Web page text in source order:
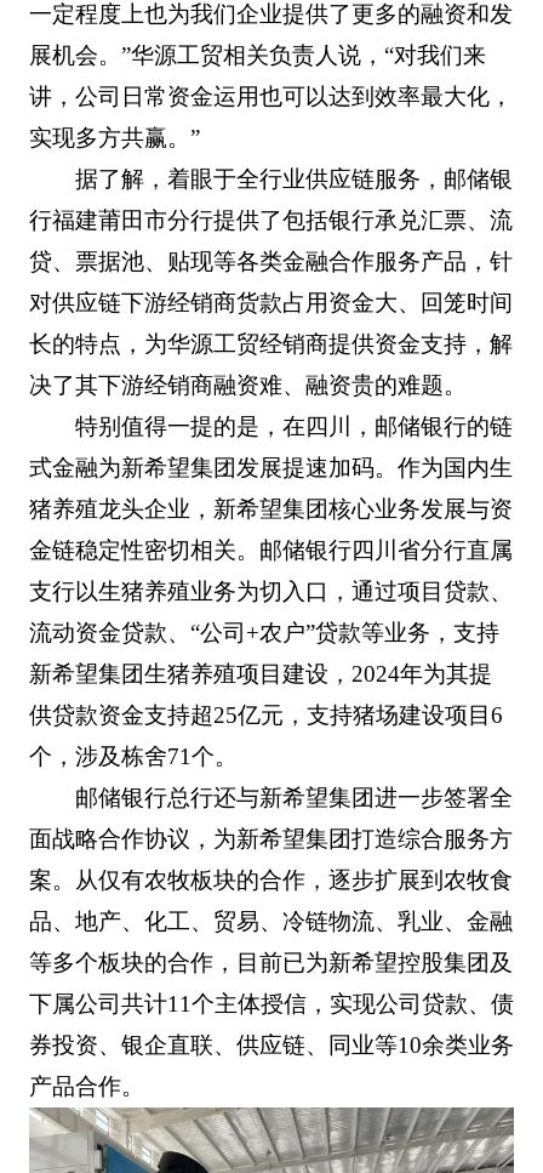
一定程度上也为我们企业提供了更多的融资和发
展机会。”华源工贸相关负责人说，“对我们来
讲，公司日常资金运用也可以达到效率最大化，
实现多方共赢。”
据了解，着眼于全行业供应链服务，邮储银
行福建莆田市分行提供了包括银行承兑汇票、流
贷、票据池、贴现等各类金融合作服务产品，针
对供应链下游经销商货款占用资金大、回笼时间
长的特点，为华源工贸经销商提供资金支持，解
决了其下游经销商融资难、融资贵的难题。
特别值得一提的是，在四川，邮储银行的链
式金融为新希望集团发展提速加码。作为国内生
猪养殖龙头企业，新希望集团核心业务发展与资
金链稳定性密切相关。邮储银行四川省分行直属
支行以生猪养殖业务为切入口，通过项目贷款、
流动资金贷款、“公司+农户”贷款等业务，支持
新希望集团生猪养殖项目建设，2024年为其提
供贷款资金支持超25亿元，支持猪场建设项目6
个，涉及栋舍71个。
邮储银行总行还与新希望集团进一步签署全
面战略合作协议，为新希望集团打造综合服务方
案。从仅有农牧板块的合作，逐步扩展到农牧食
品、地产、化工、贸易、冷链物流、乳业、金融
等多个板块的合作，目前已为新希望控股集团及
下属公司共计11个主体授信，实现公司贷款、债
券投资、银企直联、供应链、同业等10余类业务
产品合作。